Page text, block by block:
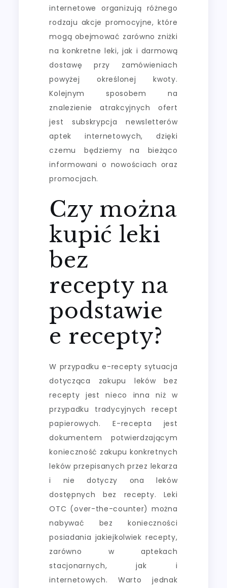
internetowe organizują różnego
rodzaju akcje promocyjne, które
mogą obejmować zarówno zniżki
na konkretne leki, jak i darmową
dostawę przy zamówieniach
powyżej określonej kwoty.
Kolejnym sposobem na
znalezienie atrakcyjnych ofert
jest subskrypcja newsletterów
aptek internetowych, dzięki
czemu będziemy na bieżąco
informowani o nowościach oraz
promocjach.
Czy można
kupić leki
bez
recepty na
podstawie
e recepty?
W przypadku e-recepty sytuacja
dotycząca zakupu leków bez
recepty jest nieco inna niż w
przypadku tradycyjnych recept
papierowych. E-recepta jest
dokumentem potwierdzającym
konieczność zakupu konkretnych
leków przepisanych przez lekarza
i nie dotyczy ona leków
dostępnych bez recepty. Leki
OTC (over-the-counter) można
nabywać bez konieczności
posiadania jakiejkolwiek recepty,
zarówno w aptekach
stacjonarnych, jak i
internetowych. Warto jednak